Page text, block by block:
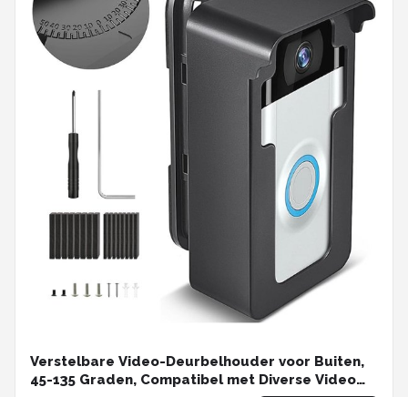
Verstelbare Video-Deurbelhouder voor Buiten,
45-135 Graden, Compatibel met Diverse Video